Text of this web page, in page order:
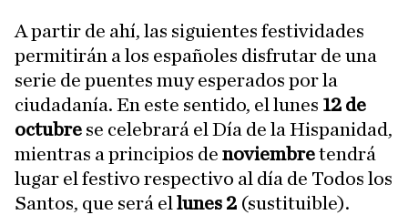
A partir de ahí, las siguientes festividades
permitirán a los españoles disfrutar de una
serie de puentes muy esperados por la
ciudadanía. En este sentido, el lunes 12 de
octubre se celebrará el Día de la Hispanidad,
mientras a principios de noviembretendrá
lugar el festivo respectivo al día de Todos los
Santos, que será el lunes 2 (sustituible).